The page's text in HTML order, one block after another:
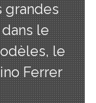
grandes
le
le
Ferrer